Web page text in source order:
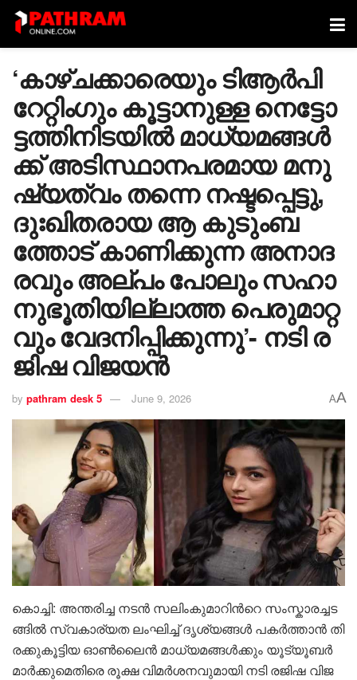
‘കാ​ഴ്ച​ക്കാ​രെ​യും ടി​ആ​ർ​പി
റേ​റ്റിം​ഗും കൂ​ട്ടാ​നു​ള്ള നെ​ട്ടോ​
ട്ട​ത്തി​നി​ട​യി​ൽ മാ​ധ്യ​മ​ങ്ങ​ൾ​
ക്ക് അ​ടി​സ്ഥാ​ന​പ​ര​മാ​യ മ​നു​
ഷ്യ​ത്വം ത​ന്നെ ന​ഷ്ട​പ്പെ​ട്ടു,
ദുഃ​ഖി​ത​രാ​യ ആ ​കു​ടും​ബ​
ത്തോ​ട് കാ​ണി​ക്കു​ന്ന അ​നാ​ദ​
ര​വും അ​ല്പം പോ​ലും സ​ഹാ​
നു​ഭൂ​തി​യി​ല്ലാ​ത്ത പെ​രു​മാ​റ്റ​
വും വേ​ദ​നി​പ്പി​ക്കു​ന്നു’- ന​ടി ര​
ജി​ഷ വി​ജ​യ​ൻ
by pathram desk 5 June 9, 2026 AA
കൊ​ച്ചി: അന്തരിച്ച ന​ട​ൻ സ​ലിം​കു​മാ​റി​ൻറെ സം​സ്കാ​ര​ച്ച​ട​
ങ്ങി​ൽ സ്വ​കാ​ര്യ​ത ലം​ഘി​ച്ച് ദൃ​ശ്യ​ങ്ങ​ൾ പ​ക​ർ​ത്താ​ൻ തി​
ര​ക്കു​കൂ​ട്ടി​യ ഓ​ൺ​ലൈ​ൻ മാ​ധ്യ​മ​ങ്ങ​ൾ​ക്കും യൂ​ട്യൂ​ബ​ർ​
മാ​ർ​ക്കു​മെ​തി​രെ രൂക്ഷ വി​മ​ർ​ശ​ന​വു​മാ​യി ന​ടി ര​ജി​ഷ വി​ജ​